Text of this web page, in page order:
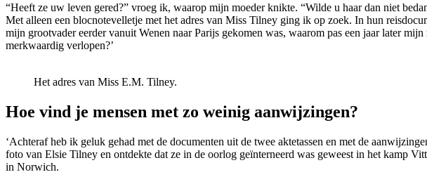
“Heeft ze uw leven gered?” vroeg ik, waarop mijn moeder knikte. “Wilde u haar dan niet
Met alleen een blocnotevelletje met het adres van Miss Tilney ging ik op zoek. In hun
mijn grootvader eerder vanuit Wenen naar Parijs gekomen was, waarom pas een jaar later
merkwaardig verlopen?’
Het adres van Miss E.M. Tilney.
Hoe vind je mensen met zo weinig aanwijzingen?
‘Achteraf heb ik geluk gehad met de documenten uit de twee aktetassen en met de
foto van Elsie Tilney en ontdekte dat ze in de oorlog geïnterneerd was geweest in het kamp
in Norwich.